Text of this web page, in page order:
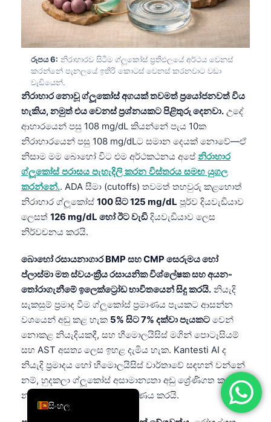
රූපය 6: නිරාහාරව සිටීම ග්ලූකෝස් ප්‍රතිඵලයේ අර්ථය වෙනස්
කරන්නේ පැනලයේ ඉතිරි කොටස් වෙනස් කරනවාට වඩා
වැඩියෙන්.
නිරාහාර නොවූ ග්ලූකෝස් අගයක් තවමත් ප්‍රයෝජනවත් විය
හැකිය, නමුත් එය වෙනස් ප්‍රශ්නයකට පිළිතුරු දෙනවා. උදේ
ආහාරයෙන් පසු 108 mg/dL කියන්නේ පැය 10ක
නිරාහාරයෙන් පසු 108 mg/dLට සමාන දෙයක් නොවේ—ඒ
නිසාම මම බොහෝ විට එම අර්ථකථනය අපේ නිරාහාර
ග්ලූකෝස් පරාසය පැහැදිලි කරන විස්තරය සමඟ යුගල
කරන්නේ.. ADA සීමා (cutoffs) තවමත් තහවුරු කළහොත්
නිරාහාර ග්ලූකෝස් 100 සිට 125 mg/dL පූර්ව දියවැඩියාව
ලෙසත් 126 mg/dL හෝ ඊට වැඩිදියවැඩියාව ලෙස
නිර්වචනය කරයි.
බොහෝ රසායනාගාර BMP සහ CMP සෙරුමය හෝ
ප්ලාස්මා මත ස්වයංක්‍රීය රසායනික විශ්ලේෂක සහ අයන-
තෝරාගැනීමේ ඉලෙක්ට්‍රෝඩ භාවිතයෙන් සිදු කරයි. නියැදි
සැකසුම් ප්‍රමාද වීම ග්ලූකෝස් ප්‍රමාණය පැයකට ආසන්න
වශයෙන් අඩු කළ හැක 5% සිට 7% දක්වා පැයකට වෙන්
නොකළ නියැදියකදී, සහ හීමොලයිසිස් මගින් පොටෑසියම්
සහ AST අසත්‍ය ලෙස ඉහළ දැමිය හැක. Kantesti AI ද
නියැදි ප්‍රමාදය හෝ හීමොලයිසිස් වාර්තාවේ සඳහන් වන්නේ
නම්, හුදකලා ග්ලූකෝස් අසාමාන්‍යතා අඩු ශ්‍රේණිගත කරයි;
නරක නියැදි නරක කථා නිර්මාණය කරයි.
සිංහල
English
Deutsch
العربية
Français
עִבְרִית
Italiano
Español
Ελληνικά
Türkçe
Română
简体中文
فارسی
Български
Dansk
Nederlands
हिन्दी
Bahasa Indonesia
Հայերեն
Íslenska